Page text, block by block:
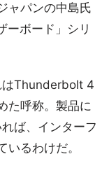
ャパンの中島氏
ーボード」シリ
はThunderbolt 4
た呼称。製品に
ば、インターフ
るわけだ。